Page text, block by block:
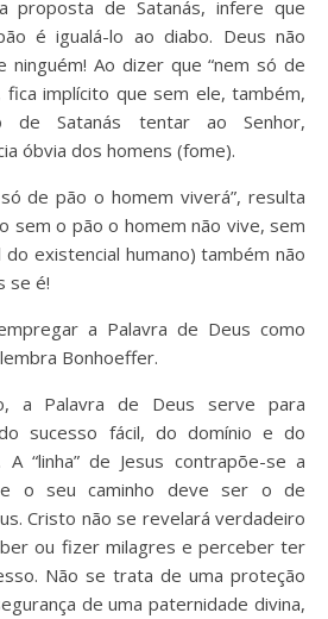
proposta de Satanás, infere que
é igualá-lo ao diabo. Deus não
ninguém! Ao dizer que “nem só de
fica implícito que sem ele, também,
Satanás tentar ao Senhor,
óbvia dos homens (fome).
de pão o homem viverá”, resulta
sem o pão o homem não vive, sem
do existencial humano) também não
se é!
a Palavra de Deus como
Bonhoeffer.
a Palavra de Deus serve para
sucesso fácil, do domínio e do
“linha” de Jesus contrapõe-se a
o seu caminho deve ser o de
Cristo não se revelará verdadeiro
ou fizer milagres e perceber ter
Não se trata de uma proteção
de uma paternidade divina,